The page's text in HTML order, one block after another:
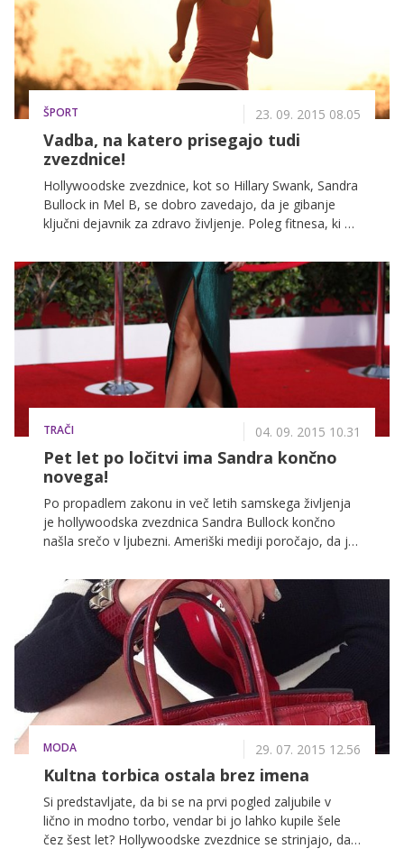
ŠPORT 23. 09. 2015 08.05
Vadba, na katero prisegajo tudi
zvezdnice!
Hollywoodske zvezdnice, kot so Hillary Swank, Sandra
Bullock in Mel B, se dobro zavedajo, da je gibanje
ključni dejavnik za zdravo življenje. Poleg fitnesa, ki ga
priljubljeno obliko vadbe ohranjajo vitko linijo.
TRAČI 04. 09. 2015 10.31
Pet let po ločitvi ima Sandra končno
novega!
Po propadlem zakonu in več letih samskega življenja
je hollywoodska zvezdnica Sandra Bullock končno
našla srečo v ljubezni. Ameriški mediji poročajo, da je
ga zagotovo zavidajo ženske po celem svetu. Očka
enega otroka je namreč pravi lepotec!
MODA 29. 07. 2015 12.56
Kultna torbica ostala brez imena
Si predstavljate, da bi se na prvi pogled zaljubile v
lično in modno torbo, vendar bi jo lahko kupile šele
čez šest let? Hollywoodske zvezdnice se strinjajo, da